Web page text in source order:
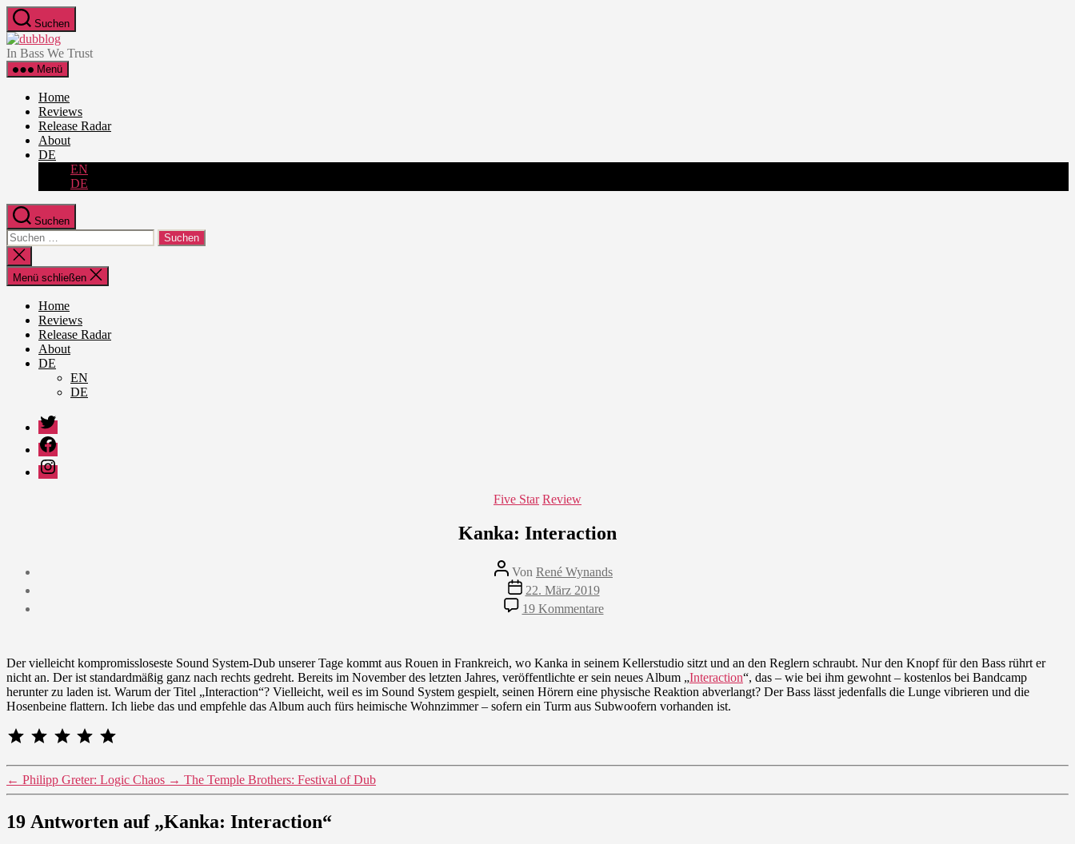
Zum
Inhalt
springen
Suchen
dubblog
In Bass We Trust
Menü
Home
Reviews
Release Radar
About
DE
EN
DE
Suchen
Suche
nach:
Suche
schließen
Menü schließen
Home
Reviews
Release Radar
About
DE
EN
DE
Twitter
Facebook
Instagram
Kategorien
Five Star Review
Kanka: Interaction
Beitragsautor
Von René Wynands
Veröffentlichungsdatum
22. März 2019
19 Kommentarezu
Kanka:
Der vielleicht kompromissloseste Sound System-Dub unserer Tage kommt aus Rouen in Frankreich, wo Kanka in seinem Kellerstudio sitzt und an den Reglern schraubt. Nur den Knopf für den Bass rührt er
nicht an. Der ist standardmäßig ganz nach rechts gedreht. Bereits im November des letzten Jahres, veröffentlichte er sein neues Album „Interaction“, das – wie bei ihm gewohnt – kostenlos bei Bandcamp
herunter zu laden ist. Warum der Titel „Interaction“? Vielleicht, weil es im Sound System gespielt, seinen Hörern eine physische Reaktion abverlangt? Der Bass lässt jedenfalls die Lunge vibrieren und die
Hosenbeine flattern. Ich liebe das und empfehle das Album auch fürs heimische Wohnzimmer – sofern ein Turm aus Subwoofern vorhanden ist.
⭐ ⭐
← Philipp Greter: Logic Chaos → The Temple Brothers: Festival of Dub
19 Antworten auf „Kanka: Interaction“